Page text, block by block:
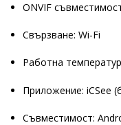
ONVIF
Свързване: Wi-Fi
Работна
Приложение: iCSee
Съвместимост: